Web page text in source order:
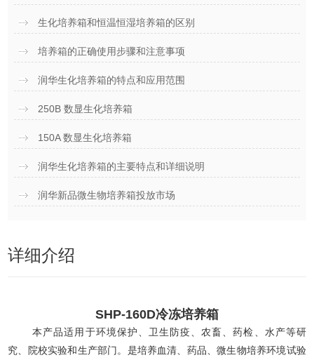
生化培养箱和恒温恒湿培养箱的区别
培养箱的正确使用步骤和注意事项
润华生化培养箱的特点和应用范围
250B 数显生化培养箱
150A 数显生化培养箱
润华生化培养箱的主要特点和详细说明
润华新品微生物培养箱投放市场
详细介绍
SHP-160D冷冻培养箱
本产品适用于环境保护、卫生防疫、农畜、药检、水产等研
究、院校实验和生产部门。是培养血清、药品、微生物培养环境试验